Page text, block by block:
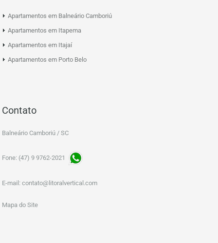
Apartamentos em Balneário Camboriú
Apartamentos em Itapema
Apartamentos em Itajaí
Apartamentos em Porto Belo
Contato
Balneário Camboriú / SC
Fone: (47) 9 9762-2021
E-mail: contato@litoralvertical.com
Mapa do Site